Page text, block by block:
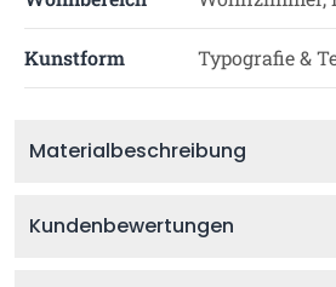
Kunstform Typografie &
Materialbeschreibung
Kundenbewertungen